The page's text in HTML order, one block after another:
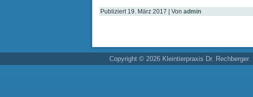
Publiziert 19. März 2017 Von admin
Copyright © 2026 Kleintierpraxis Dr. Rechberger. |